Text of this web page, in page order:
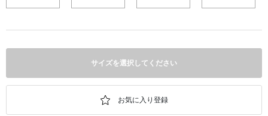
サイズを選択してください